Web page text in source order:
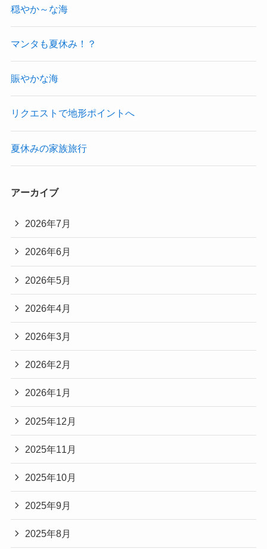
穏やか～な海
マンタも夏休み！？
賑やかな海
リクエストで地形ポイントへ
夏休みの家族旅行
アーカイブ
2026年7月
2026年6月
2026年5月
2026年4月
2026年3月
2026年2月
2026年1月
2025年12月
2025年11月
2025年10月
2025年9月
2025年8月